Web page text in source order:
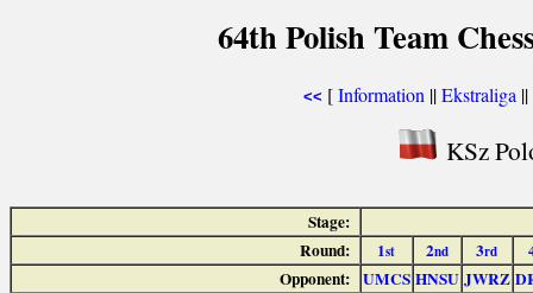
64th Polish Team
<< [Information ||Ekstraliga ||
KSz
Stage:
Round:
1st 2nd 3rd
Opponent: UMCS HNSU JWRZ